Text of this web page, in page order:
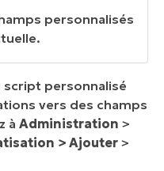
personnalisés
script personnalisé
vers des champs
à Administration >
> Ajouter >